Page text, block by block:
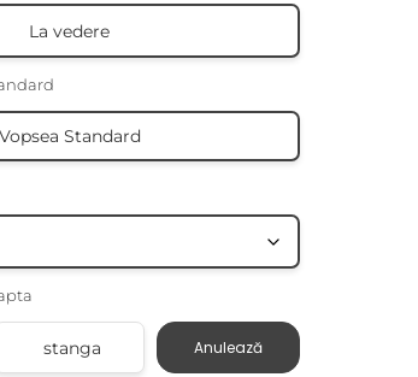
La vedere
Vopsea Standard
stanga Anulează